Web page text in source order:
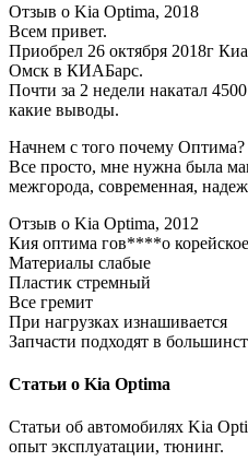
Отзыв о Kia Optima, 2018
Всем привет.
Приобрел 26 октября 2018г
Омск в КИАБарс.
Почти за 2 недели накатал
какие выводы.
Начнем с того почему Оптима?
Все просто, мне нужна была
межгорода, современная,
Отзыв о Kia Optima, 2012
Кия оптима гов****о корейское
Материалы слабые
Пластик стремный
Все гремит
При нагрузках изнашивается
Запчасти подходят в
Статьи о Kia Optima
Статьи об автомобилях Kia
опыт эксплуатации, тюнинг.